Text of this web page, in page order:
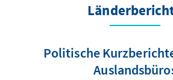
Politische